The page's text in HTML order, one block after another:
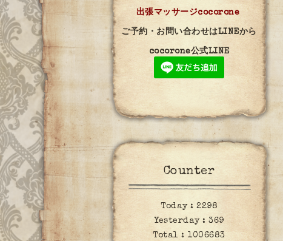
出張マッサージcocorone
ご予約・お問い合わせはLINEから
cocorone公式LINE
Counter
Today : 2298
Yesterday :369
Total :1006683